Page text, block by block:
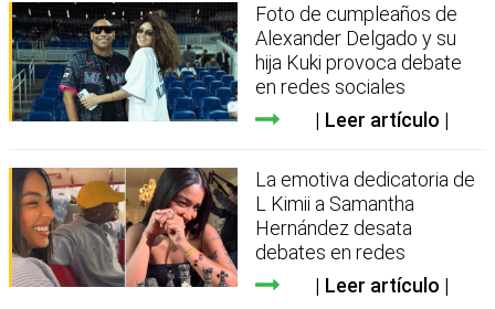
Foto de cumpleaños de
Alexander Delgado y su
hija Kuki provoca debate
en redes sociales
Leer artículo
La emotiva dedicatoria de
L Kimii a Samantha
Hernández desata
debates en redes
Leer artículo